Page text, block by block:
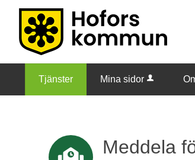
Tjänster Mina sidor
Meddela